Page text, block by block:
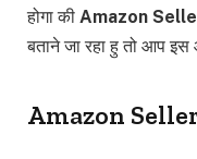
होगा की Amazon
बताने जा रहा हु तो आप
Amazon